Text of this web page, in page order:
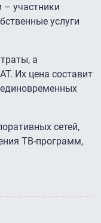
– участники
услуги
а
Их цена составит
сетей,
ТВ-программ,